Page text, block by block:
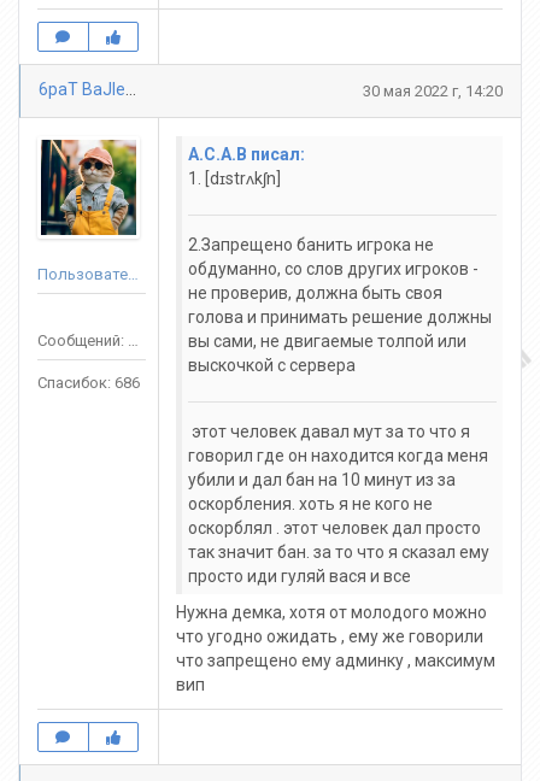
30 мая 2022 г, 14:20
Пользователь
Сообщений: 3688
Спасибок: 686
A.C.A.B писал:
1. [dɪstrʌkʃn]
2.Запрещено банить игрока не
обдуманно, со слов других игроков -
не проверив, должна быть своя
голова и принимать решение должны
вы сами, не двигаемые толпой или
выскочкой с сервера
этот человек давал мут за то что я
говорил где он находится когда меня
убили и дал бан на 10 минут из за
оскорбления. хоть я не кого не
оскорблял . этот человек дал просто
так значит бан. за то что я сказал ему
просто иди гуляй вася и все
Нужна демка, хотя от молодого можно
что угодно ожидать , ему же говорили
что запрещено ему админку , максимум
вип